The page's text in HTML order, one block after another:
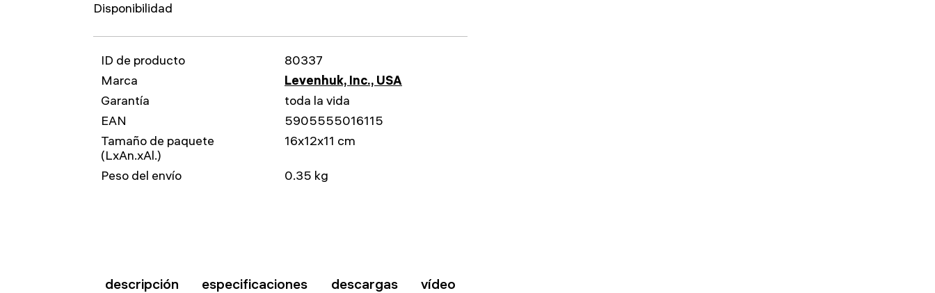
Disponibilidad
ID de producto
80337
Marca
Levenhuk, Inc., USA
Garantía
toda la vida
EAN
5905555016115
Tamaño de paquete
(LxAn.xAl.)
16x12x11 cm
Peso del envío 0.35 kg
descripción especificaciones descargas vídeo